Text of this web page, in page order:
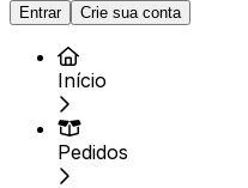
Entrar Crie sua conta
Início
Pedidos